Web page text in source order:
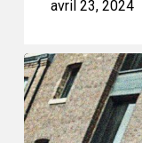
avril 23, 2024
L’ACLC
défendra
les
droits